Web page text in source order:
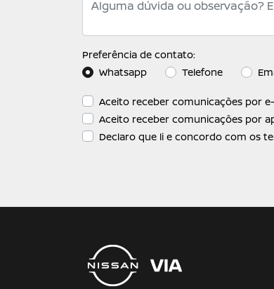
Preferência de contato:
Whatsapp
Telefone
Aceito receber comunicações por
Aceito receber comunicações por
Declaro que li e concordo com os